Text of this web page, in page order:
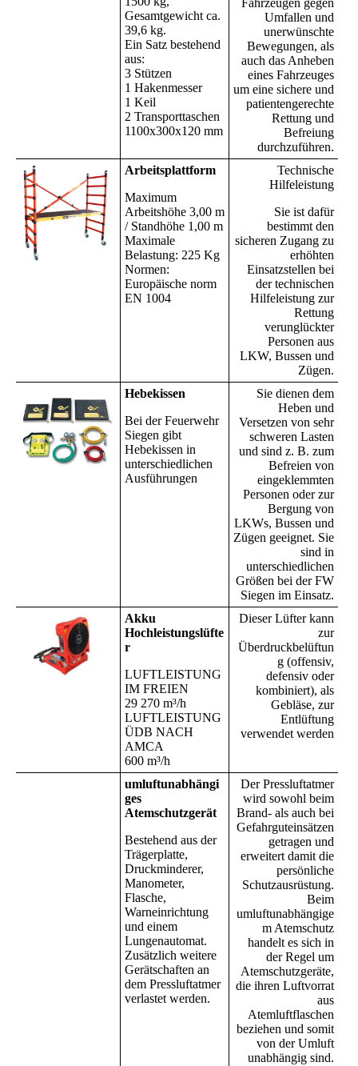
Gesamtgewicht ca.
39,6 kg.
Ein Satz bestehend
aus:
3 Stützen
1 Hakenmesser
1 Keil
2 Transporttaschen
1100x300x120 mm
Fahrzeugen gegen
Umfallen und
unerwünschte
Bewegungen, als
auch das Anheben
eines Fahrzeuges
um eine sichere und
patientengerechte
Rettung und
Befreiung
durchzuführen.
Arbeitsplattform
Maximum
Arbeitshöhe 3,00 m
/ Standhöhe 1,00 m
Maximale
Belastung: 225 Kg
Normen:
Europäische norm
EN 1004
Technische
Hilfeleistung
Sie ist dafür
bestimmt den
sicheren Zugang zu
erhöhten
Einsatzstellen bei
der technischen
Hilfeleistung zur
Rettung
verunglückter
Personen aus
LKW, Bussen und
Zügen.
Hebekissen
Bei der Feuerwehr
Siegen gibt
Hebekissen in
unterschiedlichen
Ausführungen
Sie dienen dem
Heben und
Versetzen von sehr
schweren Lasten
und sind z. B. zum
Befreien von
eingeklemmten
Personen oder zur
Bergung von
LKWs, Bussen und
Zügen geeignet. Sie
sind in
unterschiedlichen
Größen bei der FW
Siegen im Einsatz.
Akku
Hochleistungslüfte
r
LUFTLEISTUNG
IM FREIEN
29 270 m³/h
LUFTLEISTUNG
ÜDB NACH
AMCA
600 m³/h
Dieser Lüfter kann
zur
Überdruckbelüftun
g (offensiv,
defensiv oder
kombiniert), als
Gebläse, zur
Entlüftung
verwendet werden
umluftunabhängi
ges
Atemschutzgerät
Bestehend aus der
Trägerplatte,
Druckminderer,
Manometer,
Flasche,
Warneinrichtung
und einem
Lungenautomat.
Zusätzlich weitere
Gerätschaften an
dem Pressluftatmer
verlastet werden.
Der Pressluftatmer
wird sowohl beim
Brand- als auch bei
Gefahrguteinsätzen
getragen und
erweitert damit die
persönliche
Schutzausrüstung.
Beim
umluftunabhängige
m Atemschutz
handelt es sich in
der Regel um
Atemschutzgeräte,
die ihren Luftvorrat
aus
Atemluftflaschen
beziehen und somit
von der Umluft
unabhängig sind.